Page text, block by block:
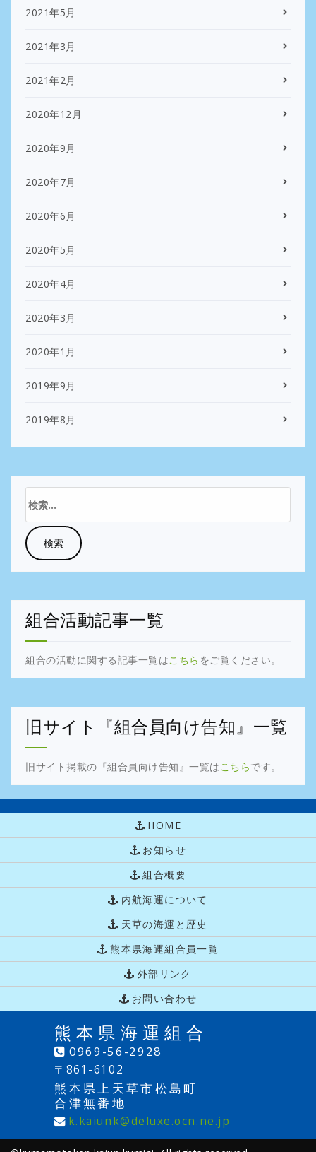
2021年5月
2021年3月
2021年2月
2020年12月
2020年9月
2020年7月
2020年6月
2020年5月
2020年4月
2020年3月
2020年1月
2019年9月
2019年8月
索:
組合活動記事一覧
組合の活動に関する記事一覧はこちら をご覧ください。
旧サイト『組合員向け告知』一覧
旧サイト掲載の『組合員向け告知』一覧はこちらです。
熊本県海運組合
0969-56-2928
〒861-6102
熊本県上天草市松島町
合津無番地
k.kaiunk@deluxe.ocn.ne.jp
HOME
お知らせ
組合概要
内航海運について
天草の海運と歴史
熊本県海運組合員一覧
外部リンク
お問い合わせ